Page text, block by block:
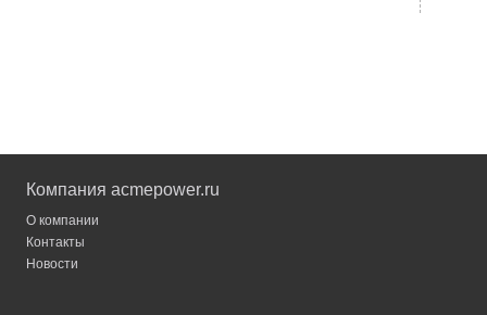
Компания acmepower.ru
О компании
Контакты
Новости